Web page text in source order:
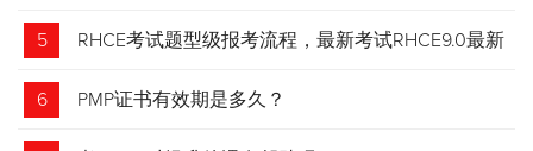
介绍
5 RHCE考试题型级报考流程，最新考试RHCE9.0最新
考试 变化请悉知
6 PMP证书有效期是多久？